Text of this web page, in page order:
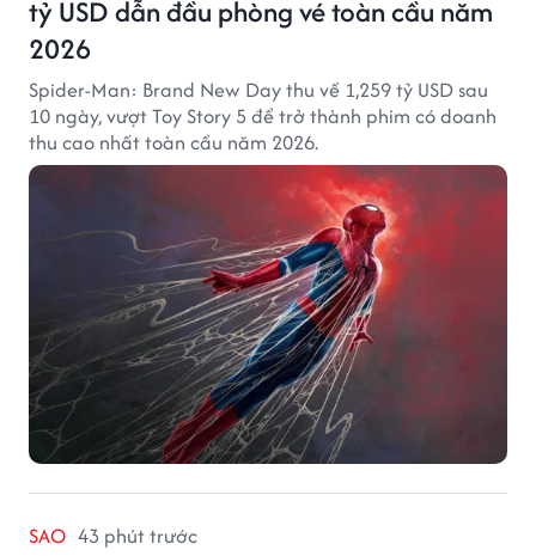
tỷ USD dẫn đầu phòng vé toàn cầu năm
2026
Spider-Man: Brand New Day thu về 1,259 tỷ USD sau
10 ngày, vượt Toy Story 5 để trở thành phim có doanh
thu cao nhất toàn cầu năm 2026.
SAO 43 phút trước